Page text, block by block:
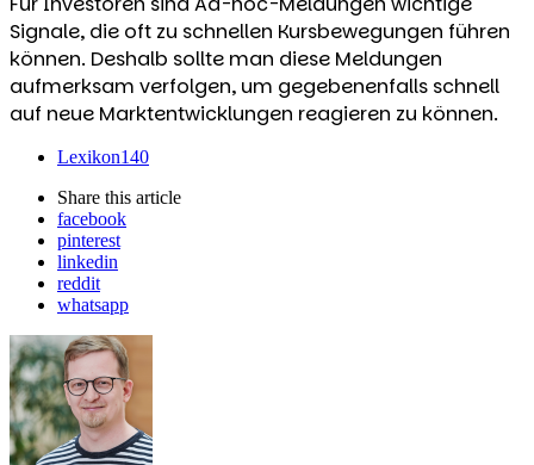
Signale, die oft zu schnellen Kursbewegungen führen
können. Deshalb sollte man diese Meldungen
aufmerksam verfolgen, um gegebenenfalls schnell
auf neue Marktentwicklungen reagieren zu können.
Lexikon140
Share this article
facebook
pinterest
linkedin
reddit
whatsapp